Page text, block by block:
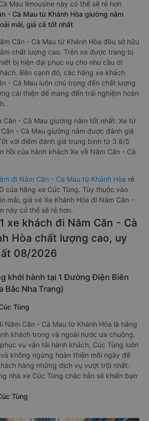
Mau limousine này có thể sẽ rẻ hơn
- Cà Mau từ Khánh Hòa giường nằm
mái, giá cả tốt nhất
Căn - Cà Mau từ Khánh Hòa đều sở hữu
chất lượng cao. Trên xe được trang bị
bị hiện đại phục vụ cho nhu cầu di
Bên cạnh đó, các hãng xe khách
- Cà Mau luôn chú trọng đến chất lượng
cải thiện để mang đến trải nghiệm hoàn
Căn - Cà Mau giường nằm tốt nhất: Xe từ
- Cà Mau giường nằm được đánh giá
với điểm đánh giá trung bình từ 3.8/5
hồi của hành khách Xe về Năm Căn - Cà
đi Năm Căn - Cà Mau từ Khánh Hòa rẻ
của hãng xe Cúc Tùng. Tùy thuộc vào
mãi, giá vé Xe Khánh Hòa đi Năm Căn -
này có thể sẽ rẻ hơn.
xe khách đi Năm Căn - Cà
Hòa chất lượng cao, uy
08/2026
khởi hành tại 1 Đường Điện Biên
Bắc Nha Trang)
Tùng
Năm Căn - Cà Mau từ Khánh Hòa là hãng
khách trong và ngoài nước ưa chuộng.
vụ vận tải hành khách, Cúc Tùng luôn
không ngừng hoàn thiện mỗi ngày để
hàng những dịch vụ vượt trội nhất.
nhà xe Cúc Tùng chắc hẳn sẽ khiến bạn
Tùng